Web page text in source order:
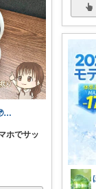
のんびりです🥹2歳息子♡０歳娘♡
ホでサッ